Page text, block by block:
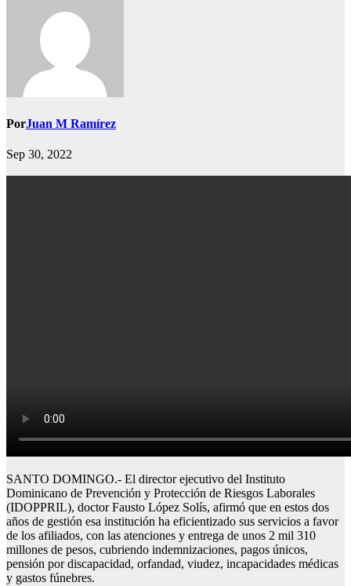
PorJuan M Ramírez
Sep 30, 2022
SANTO DOMINGO.- El director ejecutivo del Instituto
Dominicano de Prevención y Protección de Riesgos Laborales
(IDOPPRIL), doctor Fausto López Solís, afirmó que en estos dos
años de gestión esa institución ha eficientizado sus servicios a favor
de los afiliados, con las atenciones y entrega de unos 2 mil 310
millones de pesos, cubriendo indemnizaciones, pagos únicos,
pensión por discapacidad, orfandad, viudez, incapacidades médicas
y gastos fúnebres.